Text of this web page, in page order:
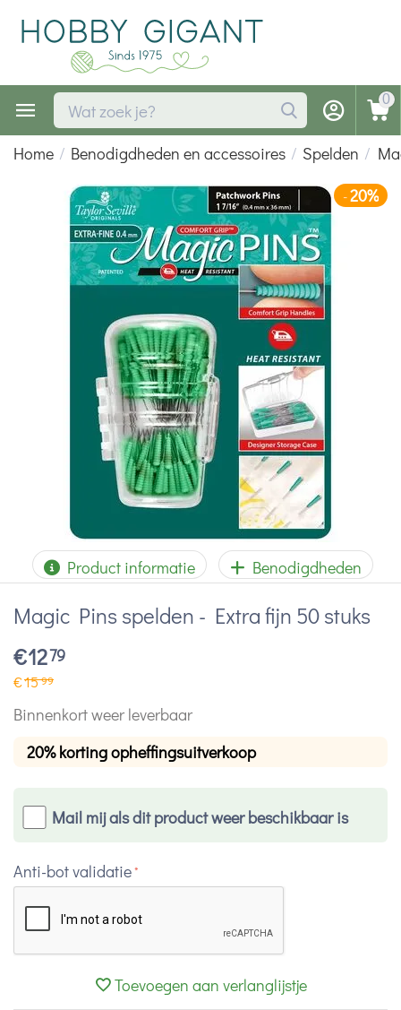
0
Home / Benodigdheden en accessoires / Spelden /
-20%
Product informatie Benodigdheden
Magic Pins spelden - Extra fijn 50 stuks
€1279
€1599
Binnenkort weer leverbaar
20% korting opheffingsuitverkoop
Mail mij als dit product weer beschikbaar is
Anti-bot validatie
Toevoegen aan verlanglijstje